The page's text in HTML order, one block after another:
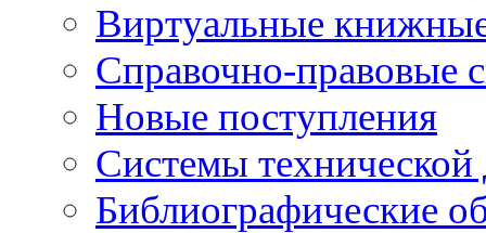
Виртуальные
Справочно-правовые
Новые поступления
Cистемы
Библиографические